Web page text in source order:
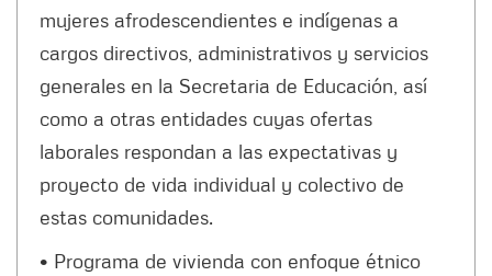
mujeres afrodescendientes e indígenas a
cargos directivos, administrativos y servicios
generales en la Secretaria de Educación, así
como a otras entidades cuyas ofertas
laborales respondan a las expectativas y
proyecto de vida individual y colectivo de
estas comunidades.
• Programa de vivienda con enfoque étnico